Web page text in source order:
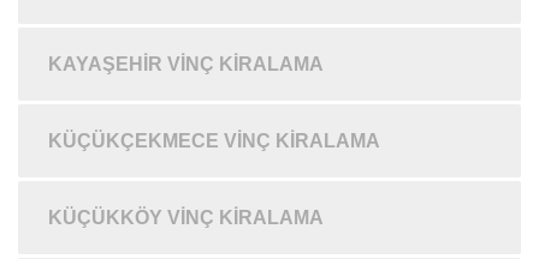
KAYAŞEHIR VINÇ KIRALAMA
KÜÇÜKÇEKMECE VINÇ KIRALAMA
KÜÇÜKKÖY VINÇ KIRALAMA